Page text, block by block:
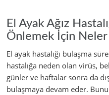
El Ayak Ağız
Önlemek İçin Neler
El ayak hastalığı bulaşma
hastalığa neden olan virüs,
günler ve haftalar sonra da
bulaşmaya devam eder.